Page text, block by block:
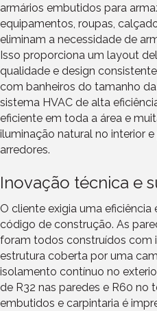
armários embutidos para
equipamentos, roupas,
eliminam a necessidade de
Isso proporciona um layout
qualidade e design
com banheiros do tamanho
sistema HVAC de alta
eficiente em toda a área e
iluminação natural no interior
arredores.
Inovação técnica e
O cliente exigia uma
código de construção. As
foram todos construídos com
estrutura coberta por uma
isolamento contínuo no
de R32 nas paredes e R60 no
embutidos e carpintaria é